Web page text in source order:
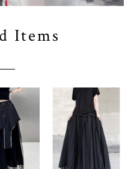
Items